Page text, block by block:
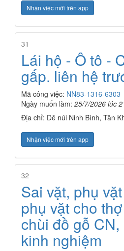
Nhận việc mới trên app
31
Lái hộ - Ô tô -
gấp. liên hệ
Mã công việc: NN83-1316-6303
Ngày muốn làm: 25/7/2026 lúc
Địa chỉ: Dê núi Ninh Bình, Tân
Nhận việc mới trên app
32
Sai vặt, phụ
phụ vặt cho
chùi đồ gỗ
kinh nghiệm